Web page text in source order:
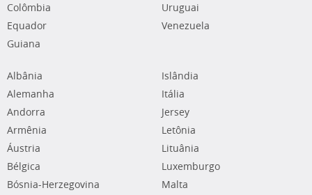
Colômbia
Equador
Guiana
Uruguai
Venezuela
Albânia
Alemanha
Andorra
Armênia
Áustria
Bélgica
Bósnia-Herzegovina
Islândia
Itália
Jersey
Letônia
Lituânia
Luxemburgo
Malta